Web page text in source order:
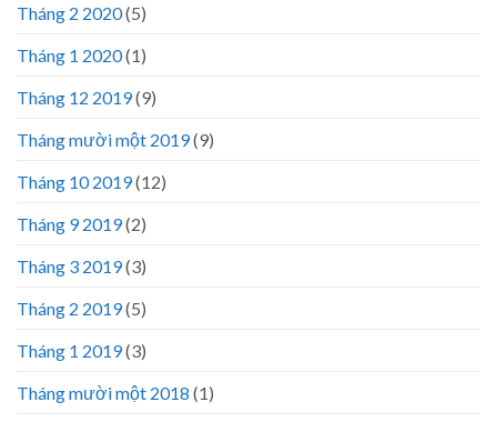
Tháng 2 2020(5)
Tháng 1 2020(1)
Tháng 12 2019(9)
Tháng mười một 2019(9)
Tháng 10 2019(12)
Tháng 9 2019(2)
Tháng 3 2019(3)
Tháng 2 2019(5)
Tháng 1 2019(3)
Tháng mười một 2018 (1)